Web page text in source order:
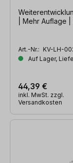
| Mehr Auflage
Art.-Nr.: KV-LH-
Auf Lager,
44,39 €
inkl. MwSt. zzgl.
Versandkosten